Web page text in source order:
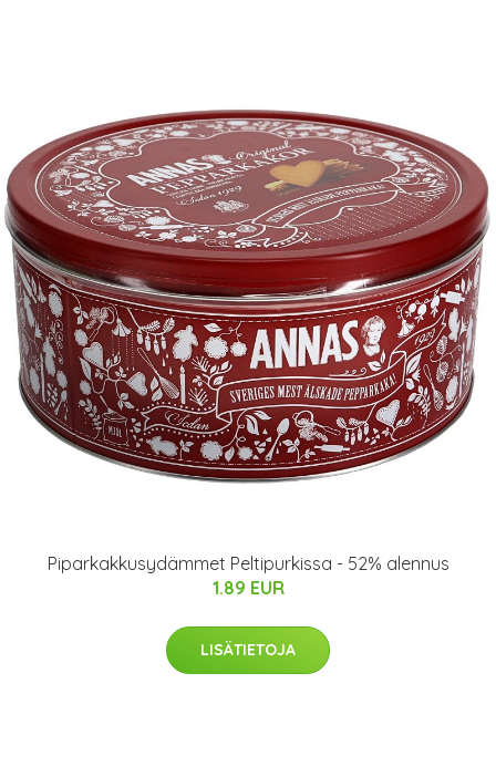
Piparkakkusydämmet Peltipurkissa - 52% alennus
1.89 EUR
LISÄTIETOJA